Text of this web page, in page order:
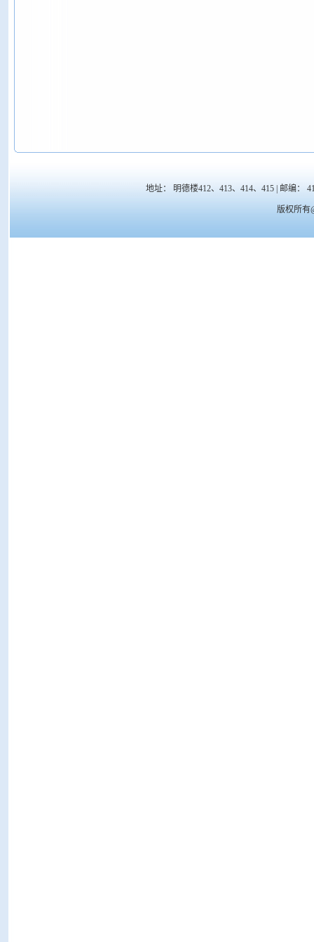
地址： 明德楼412、413、414、415 | 邮编：
版权所有